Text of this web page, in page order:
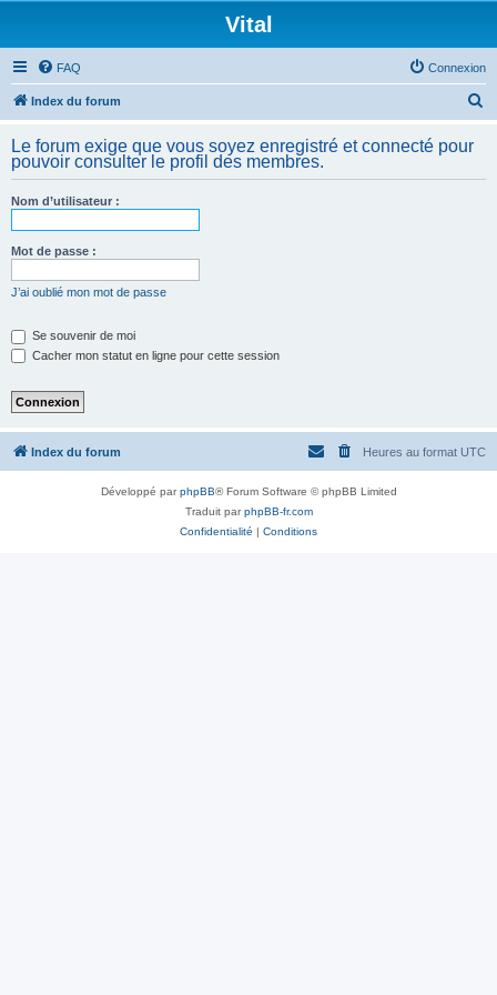
Vital
FAQ Connexion
Index du forum
h
Le forum exige que vous soyez enregistré et connecté pour
pouvoir consulter le profil des membres.
Nom d’utilisateur :
Mot de passe :
J’ai oublié mon mot de passe
Se souvenir de moi
Cacher mon statut en ligne pour cette session
Index du forum Heures au format UTC
Développé parphpBB® Forum Software © phpBB Limited
Traduit parphpBB-fr.com
Confidentialité | Conditions